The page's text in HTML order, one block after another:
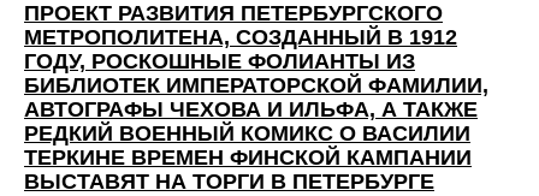
ПРОЕКТ РАЗВИТИЯ ПЕТЕРБУРГСКОГО
МЕТРОПОЛИТЕНА, СОЗДАННЫЙ В 1912
ГОДУ, РОСКОШНЫЕ ФОЛИАНТЫ ИЗ
БИБЛИОТЕК ИМПЕРАТОРСКОЙ ФАМИЛИИ,
АВТОГРАФЫ ЧЕХОВА И ИЛЬФА, А ТАКЖЕ
РЕДКИЙ ВОЕННЫЙ КОМИКС О ВАСИЛИИ
ТЕРКИНЕ ВРЕМЕН ФИНСКОЙ КАМПАНИИ
ВЫСТАВЯТ НА ТОРГИ В ПЕТЕРБУРГЕ